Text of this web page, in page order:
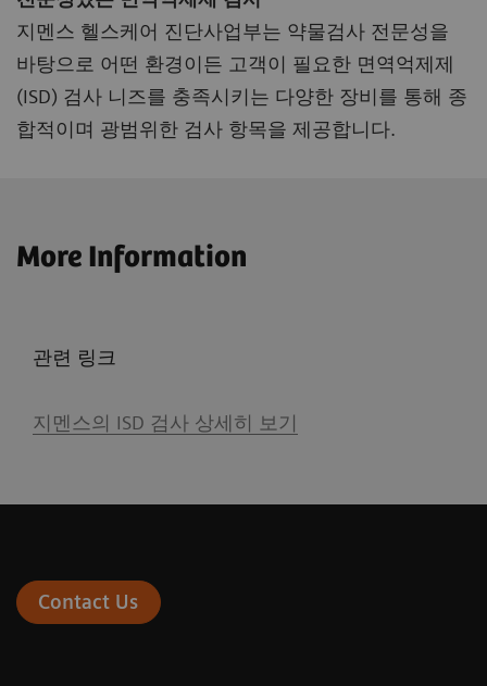
지멘스 헬스케어 진단사업부는 약물검사 전문성을
바탕으로 어떤 환경이든 고객이 필요한 면역억제제
(ISD) 검사 니즈를 충족시키는 다양한 장비를 통해 종
합적이며 광범위한 검사 항목을 제공합니다.
More Information
관련 링크
지멘스의 ISD 검사 상세히 보기
Contact Us